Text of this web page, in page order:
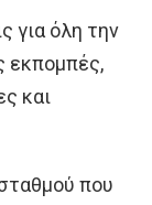
για όλη την
εκπομπές,
και
που